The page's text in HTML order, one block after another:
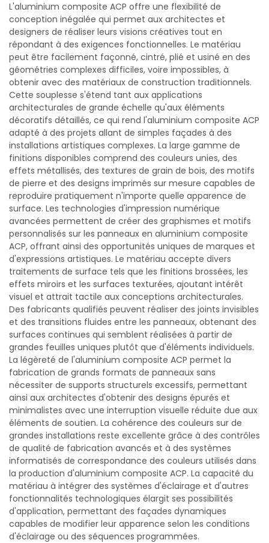
L'aluminium composite ACP offre une flexibilité de
conception inégalée qui permet aux architectes et
designers de réaliser leurs visions créatives tout en
répondant à des exigences fonctionnelles. Le matériau
peut être facilement façonné, cintré, plié et usiné en des
géométries complexes difficiles, voire impossibles, à
obtenir avec des matériaux de construction traditionnels.
Cette souplesse s'étend tant aux applications
architecturales de grande échelle qu'aux éléments
décoratifs détaillés, ce qui rend l'aluminium composite ACP
adapté à des projets allant de simples façades à des
installations artistiques complexes. La large gamme de
finitions disponibles comprend des couleurs unies, des
effets métallisés, des textures de grain de bois, des motifs
de pierre et des designs imprimés sur mesure capables de
reproduire pratiquement n'importe quelle apparence de
surface. Les technologies d'impression numérique
avancées permettent de créer des graphismes et motifs
personnalisés sur les panneaux en aluminium composite
ACP, offrant ainsi des opportunités uniques de marques et
d'expressions artistiques. Le matériau accepte divers
traitements de surface tels que les finitions brossées, les
effets miroirs et les surfaces texturées, ajoutant intérêt
visuel et attrait tactile aux conceptions architecturales.
Des fabricants qualifiés peuvent réaliser des joints invisibles
et des transitions fluides entre les panneaux, obtenant des
surfaces continues qui semblent réalisées à partir de
grandes feuilles uniques plutôt que d'éléments individuels.
La légèreté de l'aluminium composite ACP permet la
fabrication de grands formats de panneaux sans
nécessiter de supports structurels excessifs, permettant
ainsi aux architectes d'obtenir des designs épurés et
minimalistes avec une interruption visuelle réduite due aux
éléments de soutien. La cohérence des couleurs sur de
grandes installations reste excellente grâce à des contrôles
de qualité de fabrication avancés et à des systèmes
informatisés de correspondance des couleurs utilisés dans
la production d'aluminium composite ACP. La capacité du
matériau à intégrer des systèmes d'éclairage et d'autres
fonctionnalités technologiques élargit ses possibilités
d'application, permettant des façades dynamiques
capables de modifier leur apparence selon les conditions
d'éclairage ou des séquences programmées.